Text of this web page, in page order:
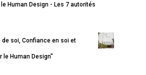
Human Design - Les 7 autorités
soi, Confiance en soi et
le Human Design"